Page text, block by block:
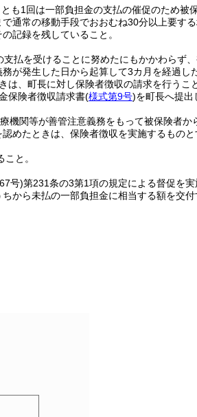
も1回は一部負担金の支払の催促のため被
通常の移動手段でおおむね30分以上要す
記録を残していること。
払を受けることに努めたにもかかわらず
が発生した日から起算して3カ月を経過し
、町長に対し保険者徴収の請求を行うこ
保険者徴収請求書(様式第9号)を町長へ提出
機関等が善管注意義務をもって被保険者か
めたときは、保険者徴収を実施するものと
と。
号)第231条の3第1項の規定による督促を
から未払の一部負担金に相当する額を交付